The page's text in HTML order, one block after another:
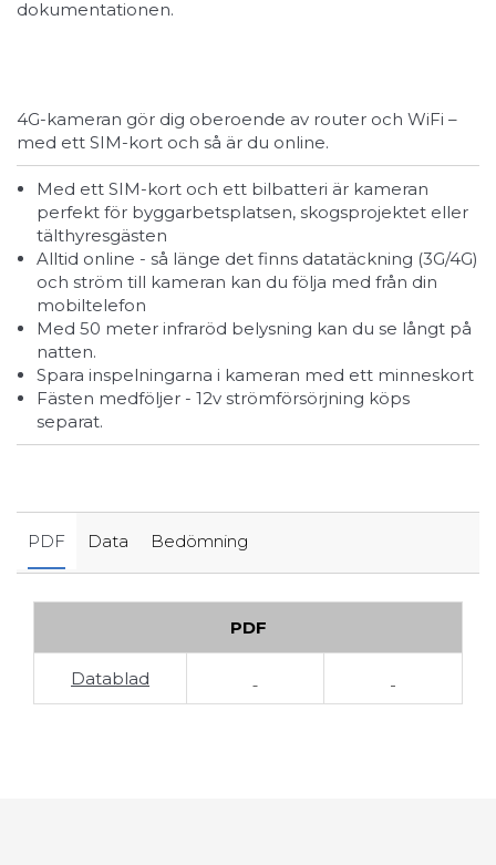
dokumentationen.
4G-kameran gör dig oberoende av router och WiFi –
med ett SIM-kort och så är du online.
Med ett SIM-kort och ett bilbatteri är kameran
perfekt för byggarbetsplatsen, skogsprojektet eller
tälthyresgästen
Alltid online - så länge det finns datatäckning (3G/4G)
och ström till kameran kan du följa med från din
mobiltelefon
Med 50 meter infraröd belysning kan du se långt på
natten.
Spara inspelningarna i kameran med ett minneskort
Fästen medföljer - 12v strömförsörjning köps
separat.
PDF Data Bedömning
PDF
Datablad